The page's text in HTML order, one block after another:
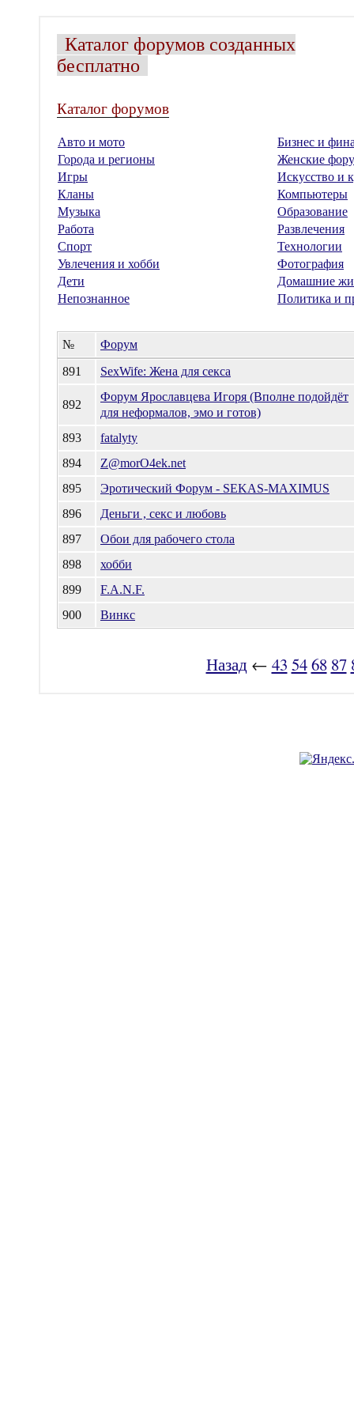
Каталог форумов созданных
бесплатно
Каталог форумов
Авто и мото
Бизнес и
Города и регионы
Женские
Игры
Искусство и
Кланы
Компьютеры
Музыка
Образование
Работа
Развлечения
Спорт
Технологии
Увлечения и хобби
Фотография
Дети
Домашние
Непознанное
Политика и
№
Форум
891
SexWife: Жена для секса
892
Форум Ярославцева Игоря (Вполне подойдёт
для неформалов, эмо и готов)
893
fatalyty
894
Z@morO4ek.net
895
Эротический Форум - SEKAS-MAXIMUS
896
Деньги , секс и любовь
897
Обои для рабочего стола
898
хобби
899
F.A.N.F.
900
Винкс
Назад← 43 5468 87